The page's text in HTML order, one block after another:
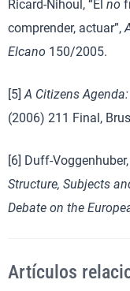
Ricard-Nihoul, “El no
comprender, actuar”,
Elcano 150/2005.
[5]A Citizens
(2006) 211 Final,
[6] Duff-Voggenhuber,
Structure, Subjects
Debate on the
Artículos